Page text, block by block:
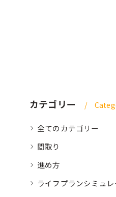
カテゴリー
全てのカテゴリー
間取り
進め方
ライフプランシミュ